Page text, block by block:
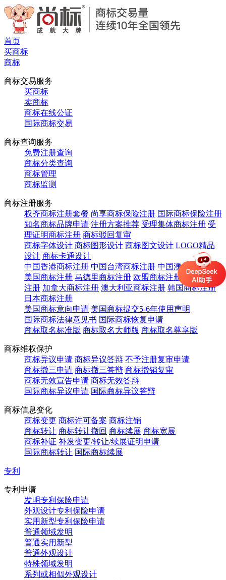
首页
买商标
商标
商标交易服务
买商标
卖商标
商标在线公证
国际商标交易
商标查询服务
免费注册查询
商标分类查询
商标管理
商标监测
商标注册服务
权齐商标注册套餐 尚享商标保险注册 国际商标保险注册
知名商标品牌申请 注册方案推荐 受理集体商标注册 受
理证明商标注册 商标驳回复审
商标字体设计 商标图形设计 商标图文设计 LOGO精品
设计 商标卡通设计
中国香港商标注册 中国台湾商标注册 中国澳门商标注册
美国商标注册 马德里商标注册 欧盟商标注册
英国商标
注册 加拿大商标注册 澳大利亚商标注册 韩国商标注册
日本商标注册
美国商标意向申请 美国商标提交5-6年使用声明
国际商标法律意见书 国际商标恢复申请
商标取名标准版 商标取名大师版 商标取名尊享版
商标维权保护
商标异议申请 商标异议答辩 不予注册复审申请
商标撤三申请 商标撤三答辩 商标撤销复审
商标无效宣告申请 商标无效答辩
国际商标异议申请 国际商标异议答辩
商标信息变化
商标变更 商标许可备案 商标注销
商标转让 商标转让撤回 商标续展 商标宽展
商标补证 补发变更/转让/续展证明申请
国际商标转让 国际商标续展
专利
专利申请
发明专利保险申请
外观设计专利保险申请
实用新型专利保险申请
普通领域发明
普通实用新型
普通外观设计
特殊领域发明
系列或相似外观设计